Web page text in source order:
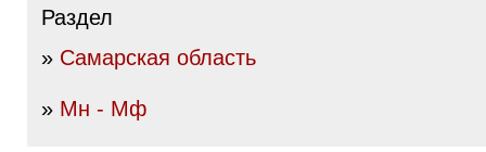
Раздел
» Самарская область
» Мн - Мф